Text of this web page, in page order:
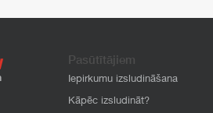
Pasūtītājiem
Iepirkumu izsludināšana
Kāpēc izsludināt?